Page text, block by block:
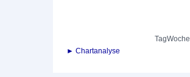
TagWoche
► Chartanalyse